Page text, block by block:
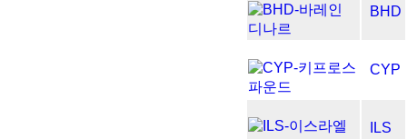
BHD
CYP
ILS